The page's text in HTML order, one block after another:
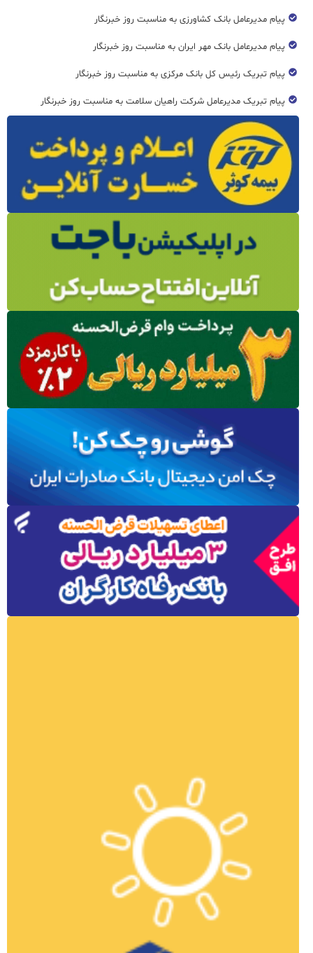
پیام مدیرعامل بانک کشاورزی به مناسبت روز خبرنگار
پیام مدیرعامل بانک مهر ایران به مناسبت روز خبرنگار
پیام تبریک رئیس کل بانک مرکزی به مناسبت روز خبرنگار
پیام تبریک مدیرعامل شرکت راهیان سلامت به مناسبت روز خبرنگار